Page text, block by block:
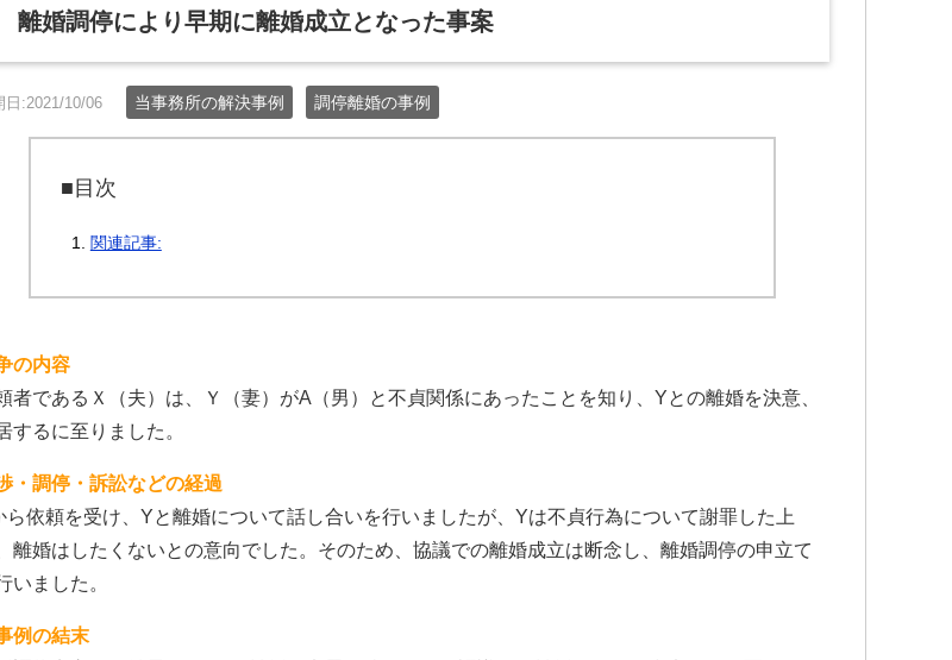
離婚調停により早期に離婚成立となった事案
日:2021/10/06 当事務所の解決事例 調停離婚の事例
■目次
関連記事:
の内容
者であるＸ（夫）は、Ｙ（妻）がA（男）と不貞関係にあったことを知り、Yとの離婚を決意、
するに至りました。
・調停・訴訟などの経過
ら依頼を受け、Yと離婚について話し合いを行いましたが、Yは不貞行為について謝罪した上
離婚はしたくないとの意向でした。そのため、協議での離婚成立は断念し、離婚調停の申立て
いました。
例の結末